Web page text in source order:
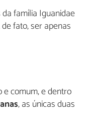
família Iguanidae
fato, ser apenas
e comum, e dentro
, as únicas duas